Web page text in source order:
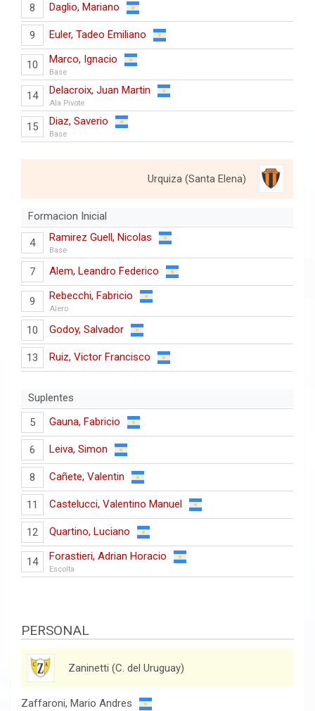
8 Daglio, Mariano
9 Euler, Tadeo Emiliano
10 Marco, Ignacio
Base
14 Delacroix, Juan Martin
Ala Pivote
15 Diaz, Saverio
Base
Urquiza (Santa Elena)
Formacion Inicial
4 Ramirez Guell, Nicolas
Base
7 Alem, Leandro Federico
9 Rebecchi, Fabricio
Alero
10 Godoy, Salvador
13 Ruiz, Victor Francisco
Suplentes
5
Gauna, Fabricio
6 Leiva, Simon
8 Cañete, Valentin
11 Castelucci, Valentino Manuel
12 Quartino, Luciano
14 Forastieri, Adrian Horacio
Escolta
PERSONAL
Zaninetti (C. del Uruguay)
Zaffaroni, Mario Andres